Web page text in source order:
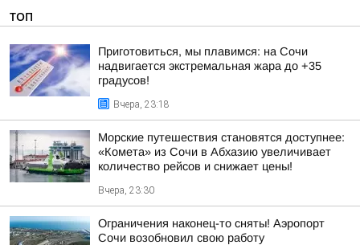
ТОП
Приготовиться, мы плавимся: на Сочи
надвигается экстремальная жара до +35
градусов!
Вчера, 23:18
Морские путешествия становятся доступнее:
«Комета» из Сочи в Абхазию увеличивает
количество рейсов и снижает цены!
Вчера, 23:30
Ограничения наконец-то сняты! Аэропорт
Сочи возобновил свою работу